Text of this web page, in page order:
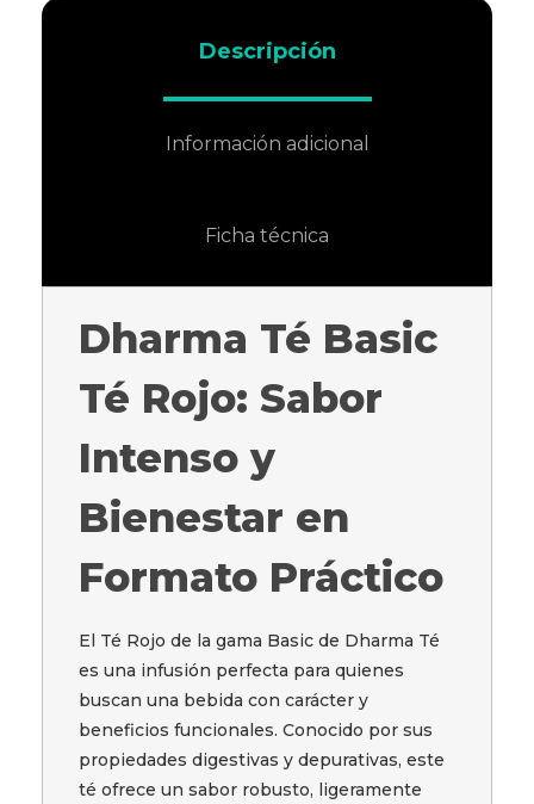
Descripción
Información adicional
Ficha técnica
Dharma Té Basic
Té Rojo: Sabor
Intenso y
Bienestar en
Formato Práctico
El Té Rojo de la gama Basic de Dharma Té
es una infusión perfecta para quienes
buscan una bebida con carácter y
beneficios funcionales. Conocido por sus
propiedades digestivas y depurativas, este
té ofrece un sabor robusto, ligeramente